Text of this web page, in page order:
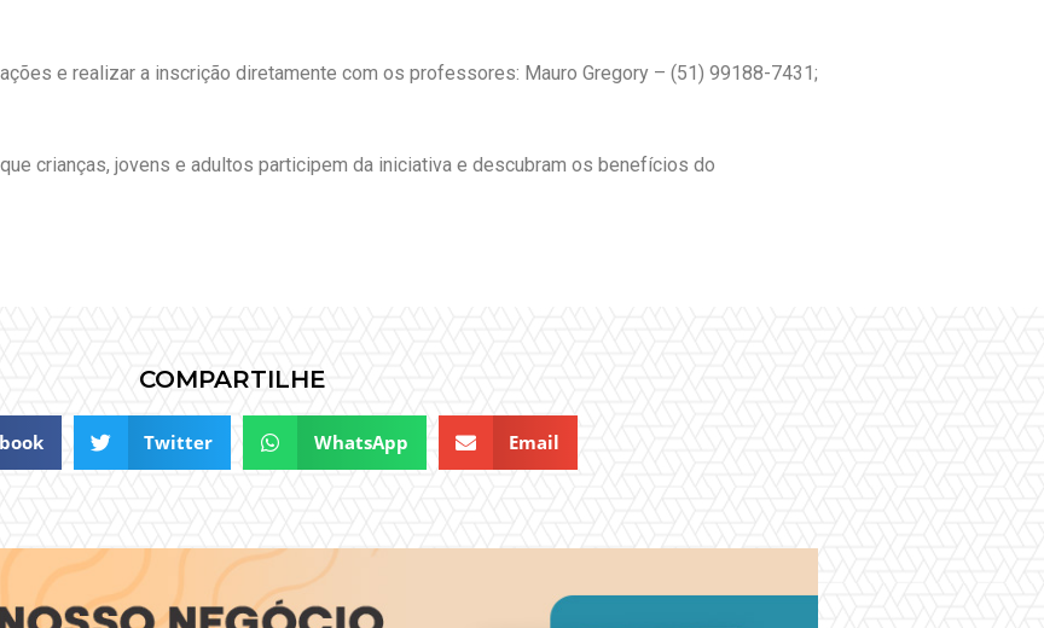
e realizar a inscrição diretamente com os professores: Mauro Gregory – (51) 99188-7431;
crianças, jovens e adultos participem da iniciativa e descubram os benefícios do
COMPARTILHE
Twitter WhatsApp Email